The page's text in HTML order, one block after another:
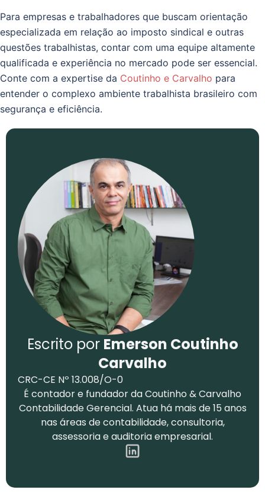
Para empresas e trabalhadores que buscam orientação
especializada em relação ao imposto sindical e outras
questões trabalhistas, contar com uma equipe altamente
qualificada e experiência no mercado pode ser essencial.
Conte com a expertise da Coutinho e Carvalho para
entender o complexo ambiente trabalhista brasileiro com
segurança e eficiência.
Escrito por Emerson Coutinho
Carvalho
CRC-CE Nº 13.008/O-0
É contador e fundador da Coutinho & Carvalho
Contabilidade Gerencial. Atua há mais de 15 anos
nas áreas de contabilidade, consultoria,
assessoria e auditoria empresarial.